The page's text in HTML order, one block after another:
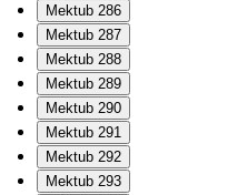
Mektub 286
Mektub 287
Mektub 288
Mektub 289
Mektub 290
Mektub 291
Mektub 292
Mektub 293